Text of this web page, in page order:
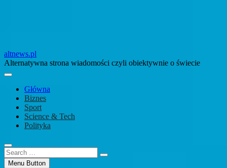
altnews.pl
Alternatywna strona wiadomości czyli obiektywnie o świecie
Główna
Biznes
Sport
Science & Tech
Polityka
Search
…Menu Button